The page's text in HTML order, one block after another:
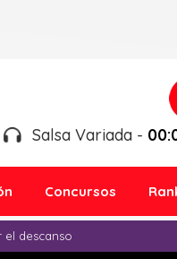
Salsa Variada -
Concursos
el descanso